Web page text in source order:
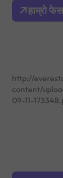
o
हाम्रो
http://
content/
09-11-